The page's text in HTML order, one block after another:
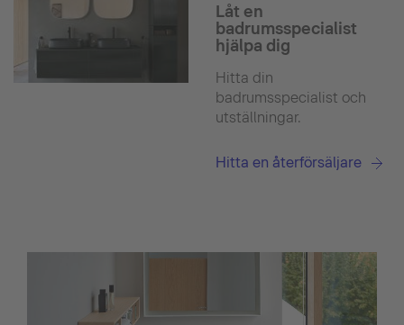
Låt en
badrumsspecialist
hjälpa dig
Hitta din
badrumsspecialist och
utställningar.
Hitta en återförsäljare